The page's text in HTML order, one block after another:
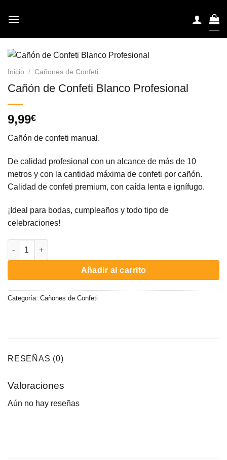
Inicio / Cañones de Confeti
Cañón de Confeti Blanco Profesional
9,99€
Cañón de confeti manual.
De calidad profesional con un alcance de más de 10
metros y con la cantidad máxima de confeti por cañón.
Calidad de confeti premium, con caída lenta e ignífugo.
¡Ideal para bodas, cumpleaños y todo tipo de
celebraciones!
Cañón de Confeti Blanco Profesional cantidad
Añadir al carrito
Categoría: Cañones de Confeti
RESEÑAS (0)
Valoraciones
Aún no hay reseñas